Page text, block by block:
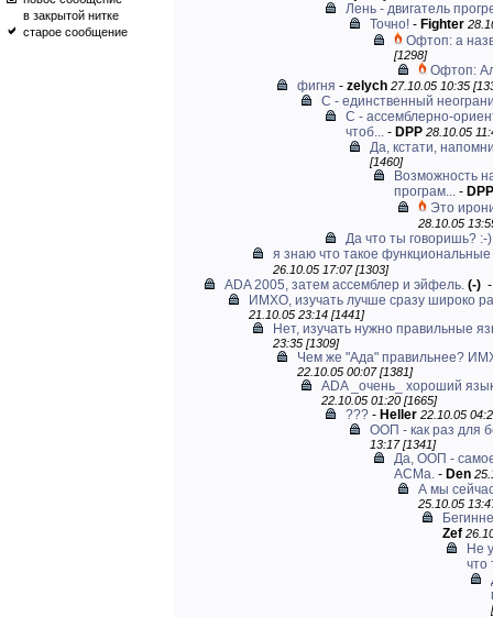
в закрытой нитке
старое сообщение
Лень - двигатель
Точно! - Fighter
Офтоп: а
[1298]
Офтоп:
фигня - zelych 27.10.05 10:35
С - единственный
C - ассемблерно-
чтоб... - DPP 28.10.05
Да, кстати,
[1460]
Возможность
програм... - DPP
Это
28.10.05
Да что ты говоришь? :-)
я знаю что такое
26.10.05 17:07 [1303]
ADA 2005, затем ассемблер и эйфель. (-)
ИМХО, изучать лучше сразу широко
21.10.05 23:14 [1441]
Нет, изучать нужно правильные
23:35 [1309]
Чем же "Ада" правильнее?
22.10.05 00:07 [1381]
ADA _очень_ хороший
22.10.05 01:20 [1665]
??? - Heller 22.10.05
ООП - как раз для
13:17 [1341]
Да, ООП - самое
АСМа. - Den
А мы
25.10.05
Zef
Не
что